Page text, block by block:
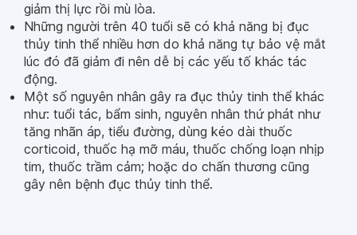
giảm thị lực rồi mù lòa.
Những người trên 40 tuổi sẽ có khả năng bị đục
thủy tinh thể nhiều hơn do khả năng tự bảo vệ mắt
lúc đó đã giảm đi nên dễ bị các yếu tố khác tác
động.
Một số nguyên nhân gây ra đục thủy tinh thể khác
như: tuổi tác, bẩm sinh, nguyên nhân thứ phát như
tăng nhãn áp, tiểu đường, dùng kéo dài thuốc
corticoid, thuốc hạ mỡ máu, thuốc chống loạn nhịp
tim, thuốc trầm cảm; hoặc do chấn thương cũng
gây nên bệnh đục thủy tinh thể.